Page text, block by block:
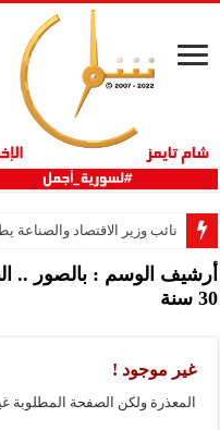
نائب وزير الاقتصاد والصناعة
أرشيف الوسم :بالصور ..
30 سنة
غير موجود !
المعذرة ولكن الصفحة